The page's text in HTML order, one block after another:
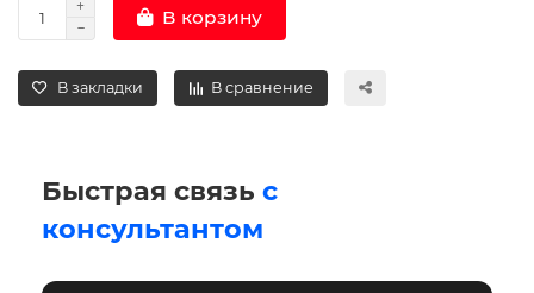
В корзину
В закладки В сравнение
Быстрая связь с
консультантом